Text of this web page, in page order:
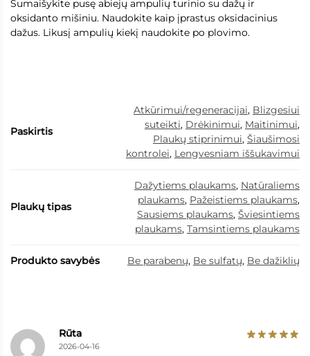
Sumaišykite pusę abiejų ampulių turinio su dažų ir
oksidanto mišiniu. Naudokite kaip įprastus oksidacinius
dažus. Likusį ampulių kiekį naudokite po plovimo.
Paskirtis
Atkūrimui/regeneracijai, Blizgesiui
suteikti, Drėkinimui, Maitinimui,
Plaukų stiprinimui, Šiaušimosi
kontrolei, Lengvesniam iššukavimui
Plaukų tipas
Dažytiems plaukams, Natūraliems
plaukams, Pažeistiems plaukams,
Sausiems plaukams, Šviesintiems
plaukams, Tamsintiems plaukams
Produkto savybės Be parabenų, Be sulfatų, Be dažiklių
Rūta
2026-04-16